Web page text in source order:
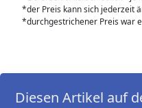
*der Preis kann sich jederzeit
*durchgestrichener Preis war
Diesen Artikel auf